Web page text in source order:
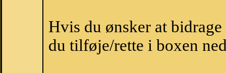
Hvis du ønsker at
du tilføje/rette i boxen